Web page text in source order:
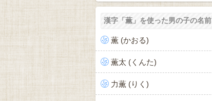
漢字「薫」を使った男の子の名前
薫 (かおる)
薫太 (くんた)
力薫 (りく)